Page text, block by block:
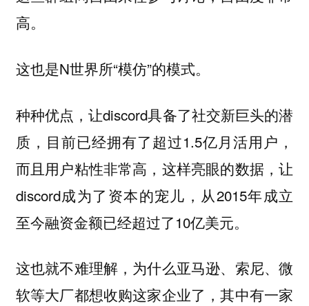
高。
这也是N世界所“模仿”的模式。
种种优点，让discord具备了社交新巨头的潜
质，目前已经拥有了超过1.5亿月活用户，
而且用户粘性非常高，这样亮眼的数据，让
discord成为了资本的宠儿，从2015年成立
至今融资金额已经超过了10亿美元。
这也就不难理解，为什么亚马逊、索尼、微
软等大厂都想收购这家企业了，其中有一家